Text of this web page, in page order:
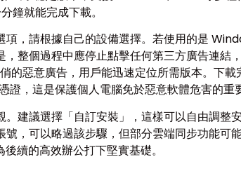
鐘就能完成下載。
，請根據自己的設備選擇。若使用的是
整個過程中應停止點擊任何第三方廣告連結
的惡意廣告，用戶能迅速定位所需版本。下
這是保護個人電腦免於惡意軟體危害的重要
建議選擇「自訂安裝」，這樣可以自由調整
，可以略過該步驟，但部分雲端同步功能可
續的高效辦公打下堅實基礎。